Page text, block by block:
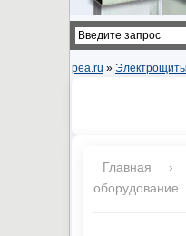
pea.ru »
Главная
›
оборудование